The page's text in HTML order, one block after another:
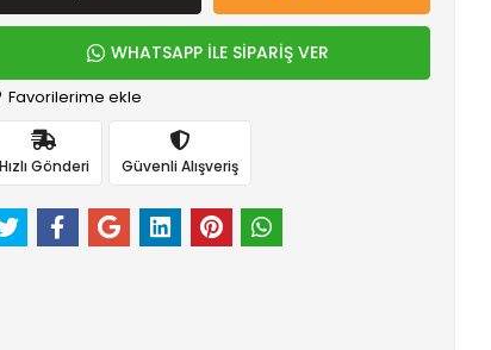
WHATSAPP İLE SİPARİŞ VER
Favorilerime ekle
Hızlı Gönderi Güvenli Alışveriş